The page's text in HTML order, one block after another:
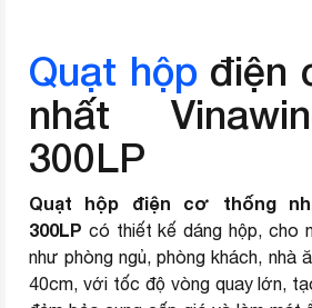
Quạt hộp điện
nhất
300LP
Quạt hộp điện cơ thống
300LP có thiết kế dáng hộp, cho
như phòng ngủ, phòng khách, nhà
40cm, với tốc độ vòng quay lớn,